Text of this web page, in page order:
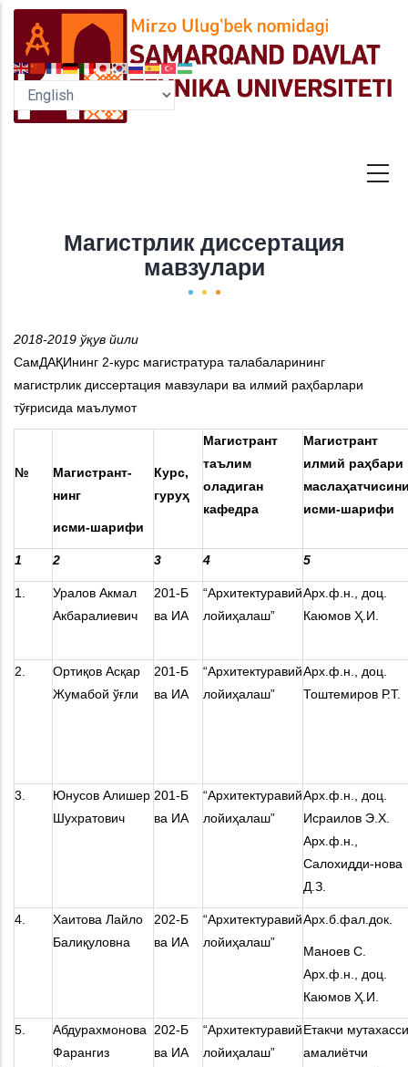
Skip
main
content
Магистрлик диссертация
мавзулари
2018-2019 ўқув йили
СамДАҚИнинг 2-курс магистратура талабаларининг
магистрлик диссертация мавзулари ва илмий раҳбарлари
тўғрисида маълумот
№
Магистрант-
нинг
исми-шарифи
Курс,
гуруҳ
Магистрант
таълим
оладиган
кафедра
Магистрант
илмий раҳбари
исми-шарифи
1 2 3 4 5
1.
Уралов Акмал
Акбаралиевич
201-Б
ва ИА
“Архитектуравий
лойиҳалаш”
Арх.ф.н., доц.
Каюмов Ҳ.И.
2.
Ортиқов Асқар
Жумабой ўғли
201-Б
ва ИА
“Архитектуравий
лойиҳалаш”
Арх.ф.н., доц.
Тоштемиров Р.Т.
3.
Юнусов Алишер
Шухратович
201-Б
ва ИА
“Архитектуравий
лойиҳалаш”
Арх.ф.н., доц.
Исраилов Э.Х.
Арх.ф.н.,
Салохидди-нова
Д.З.
4.
Хаитова Лайло
Балиқуловна
202-Б
ва ИА
“Архитектуравий
лойиҳалаш”
Арх.б.фал.док.
Маноев С.
Арх.ф.н., доц.
Каюмов Ҳ.И.
5.
Абдурахмонова
Фарангиз
202-Б
ва ИА
“Архитектуравий
лойиҳалаш”
Етакчи
амалиётчи